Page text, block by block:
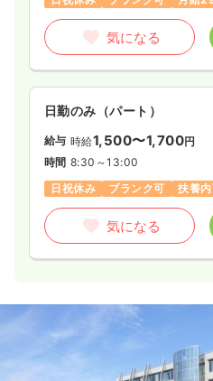
気になる
日勤のみ（パート）
給与 時給1,500〜1,700円
時間 8:30～13:00
日祝休み
ブランク可 扶養
気になる